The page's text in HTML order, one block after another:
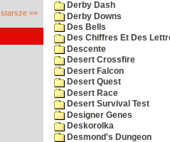
starsze »»
Derby Dash
Derby Downs
Des Bells
Des Chiffres Et Des
Descente
Desert Crossfire
Desert Falcon
Desert Quest
Desert Race
Desert Survival Test
Designer Genes
Deskorolka
Desmond's Dungeon